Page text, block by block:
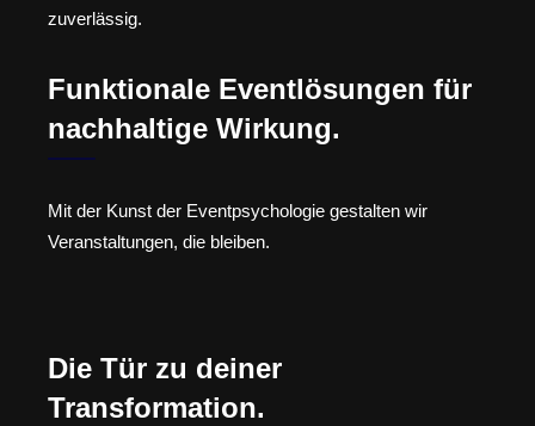
zuverlässig.
Funktionale Eventlösungen für
nachhaltige Wirkung.
Mit der Kunst der Eventpsychologie gestalten wir
Veranstaltungen, die bleiben.
Die Tür zu deiner
Transformation.